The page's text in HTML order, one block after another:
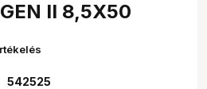
II 8,5X50
542525